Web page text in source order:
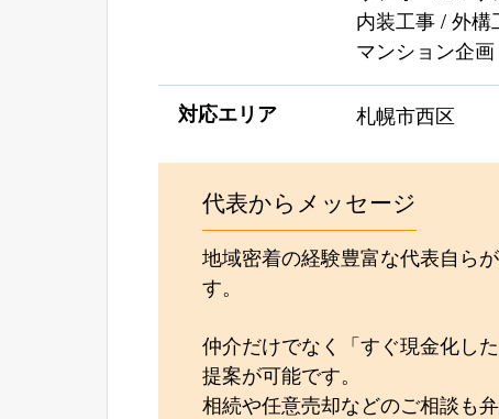
内装工事 / 外
マンション企
対応エリア 札幌市西区
代表からメッセージ
地域密着の経験豊富な代表自ら
す。
仲介だけでなく「すぐ現金化し
提案が可能です。
相続や任意売却などのご相談も